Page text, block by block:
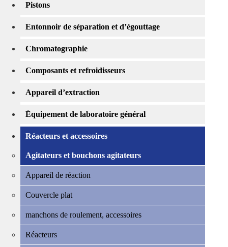
Pistons
Entonnoir de séparation et d’égouttage
Chromatographie
Composants et refroidisseurs
Appareil d’extraction
Équipement de laboratoire général
Réacteurs et accessoires
Agitateurs et bouchons agitateurs
Appareil de réaction
Couvercle plat
manchons de roulement, accessoires
Réacteurs